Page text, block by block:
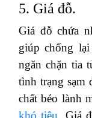
5. Giá đỗ.
Giá đỗ chứa
giúp chống
ngăn chặn tia
tình trạng sạm
chất béo lành